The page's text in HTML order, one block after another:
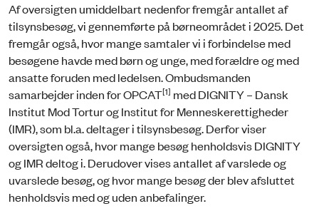
Af oversigten umiddelbart nedenfor fremgår antallet af
tilsynsbesøg, vi gennemførte på børneområdet i 2025. Det
fremgår også, hvor mange samtaler vi i forbindelse med
besøgene havde med børn og unge, med forældre og med
ansatte foruden med ledelsen. Ombudsmanden
samarbejder inden for OPCAT[1] med DIGNITY – Dansk
Institut Mod Tortur og Institut for Menneskerettigheder
(IMR), som bl.a. deltager i tilsynsbesøg. Derfor viser
oversigten også, hvor mange besøg henholdsvis DIGNITY
og IMR deltog i. Derudover vises antallet af varslede og
uvarslede besøg, og hvor mange besøg der blev afsluttet
henholdsvis med og uden anbefalinger.